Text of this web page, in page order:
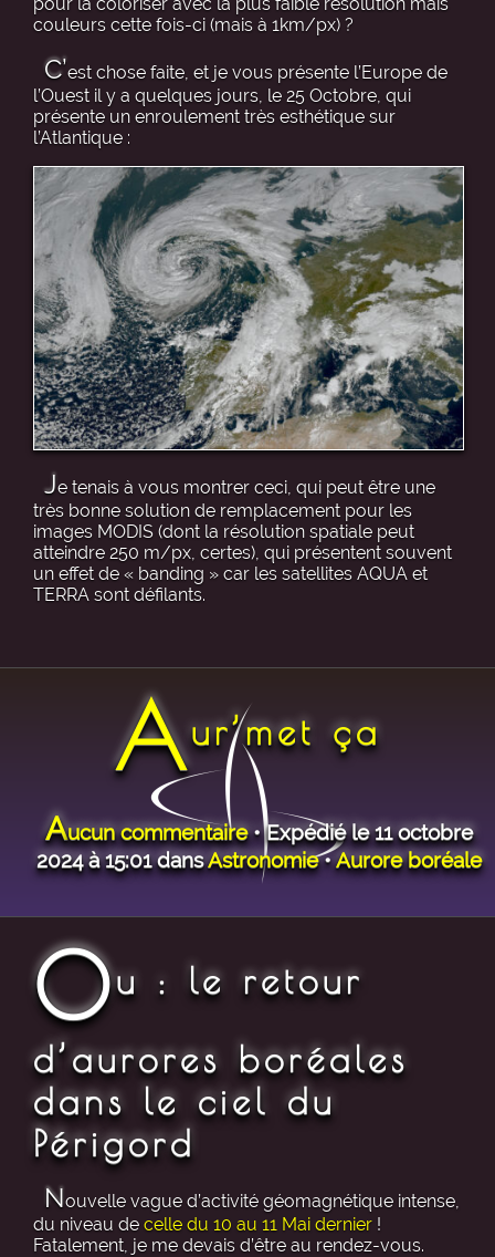
couleurs cette fois-ci (mais à 1km/px) ?
C’est chose faite, et je vous présente l’Europe de
l’Ouest il y a quelques jours, le 25 Octobre, qui
présente un enroulement très esthétique sur
l’Atlantique :
Je tenais à vous montrer ceci, qui peut être une
très bonne solution de remplacement pour les
images MODIS (dont la résolution spatiale peut
atteindre 250 m/px, certes), qui présentent souvent
un effet de « banding » car les satellites AQUA et
TERRA sont défilants.
Aur’met ça
Aucun commentaire• Expédié le 11 octobre
2024 à 15:01 dansAstronomie•Aurore boréale
Ou : le retour
d’aurores boréales
dans le ciel du
Périgord
Nouvelle vague d’activité géomagnétique intense,
du niveau de celle du 10 au 11 Mai dernier !
Fatalement, je me devais d’être au rendez-vous.